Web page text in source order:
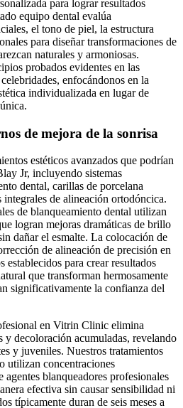
para lograr resultados
equipo dental evalúa
el tono de piel, la estructura
para diseñar transformaciones de
naturales y armoniosas.
probados evidentes en las
enfocándonos en la
individualizada en lugar de
de mejora de la sonrisa
estéticos avanzados que podrían
Jr, incluyendo sistemas
dental, carillas de porcelana
integrales de alineación ortodóncica.
de blanqueamiento dental utilizan
logran mejoras dramáticas de brillo
dañar el esmalte. La colocación de
de alineación de precisión en
para crear resultados
que transforman hermosamente
significativamente la confianza del
en Vitrin Clinic elimina
y decoloración acumuladas, revelando
y juveniles. Nuestros tratamientos
utilizan concentraciones
agentes blanqueadores profesionales
efectiva sin causar sensibilidad ni
típicamente duran de seis meses a